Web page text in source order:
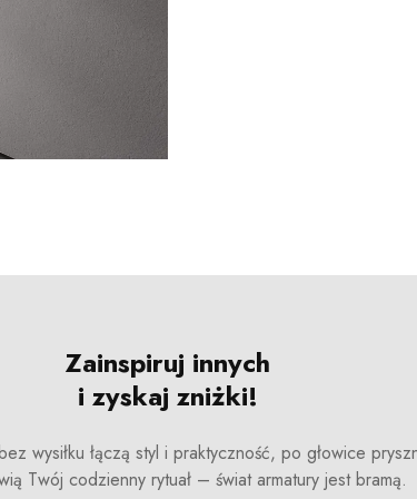
Zainspiruj innych
i zyskaj zniżki!
wysiłku łączą styl i praktyczność, po głowice
Twój codzienny rytuał – świat armatury jest bramą.